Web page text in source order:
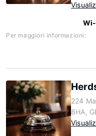
Per maggiori informazioni:
224
8HA,